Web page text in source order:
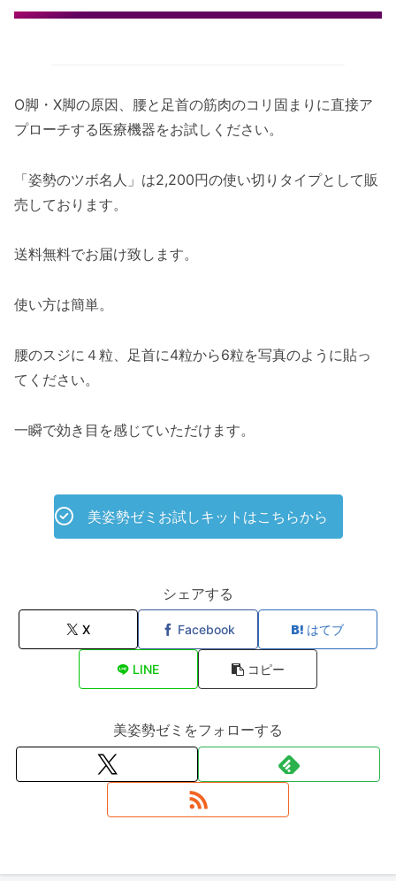
O脚・X脚の原因、腰と足首の筋肉のコリ固まりに直接ア
プローチする医療機器をお試しください。
「姿勢のツボ名人」は2,200円の使い切りタイプとして販
売しております。
送料無料でお届け致します。
使い方は簡単。
腰のスジに４粒、足首に4粒から6粒を写真のように貼っ
てください。
一瞬で効き目を感じていただけます。
美姿勢ゼミお試しキットはこちらから
シェアする
X Facebook はてブ
LINE コピー
美姿勢ゼミをフォローする